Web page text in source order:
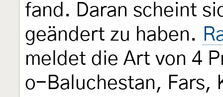
fand. Daran scheint
geändert zu haben.
meldet die Art von 4
o-Baluchestan, Fars,